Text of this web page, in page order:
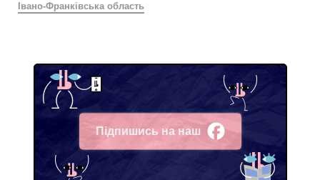
Івано-Франківська область
Підпишись на наш
Facebook